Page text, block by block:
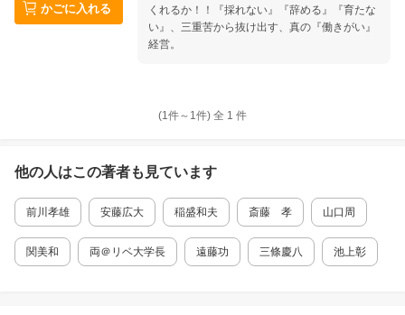
かごに入れる
くれるか！！『採れない』『辞める』『育たな
い』、三重苦から抜け出す、真の『働きがい』
経営。
(1件～ 1件) 全 1 件
他の人はこの著者も見ています
前川孝雄 安藤広大 稲盛和夫 斎藤 孝 山口周
関美和 両＠リベ大学長 遠藤功 三條慶八 池上彰